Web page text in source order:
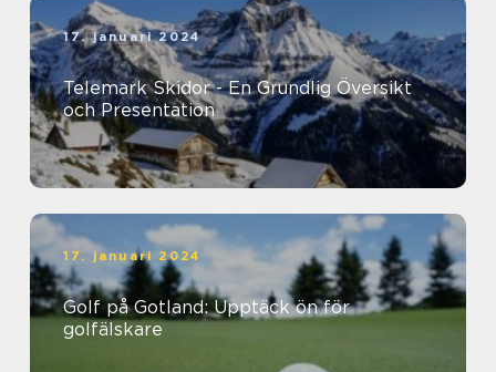
17. januari 2024
Telemark Skidor - En Grundlig Översikt
och Presentation
17. januari 2024
Golf på Gotland: Upptäck ön för
golfälskare